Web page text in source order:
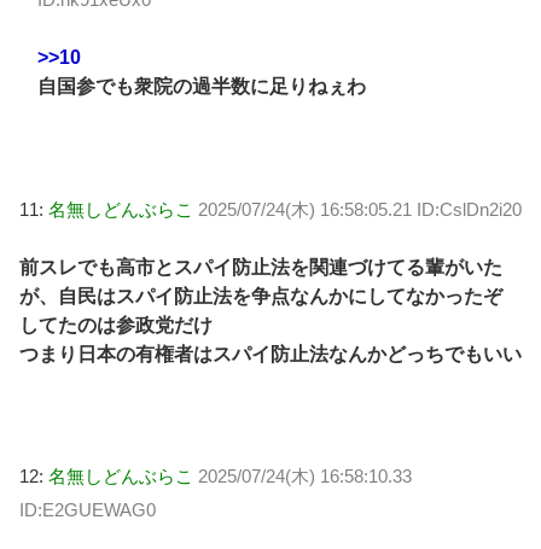
>>10
自国参でも衆院の過半数に足りねぇわ
11: 名無しどんぶらこ 2025/07/24(木) 16:58:05.21 ID:CslDn2i20
前スレでも高市とスパイ防止法を関連づけてる輩がいた
が、自民はスパイ防止法を争点なんかにしてなかったぞ
してたのは参政党だけ
つまり日本の有権者はスパイ防止法なんかどっちでもいい
12: 名無しどんぶらこ 2025/07/24(木) 16:58:10.33
ID:E2GUEWAG0